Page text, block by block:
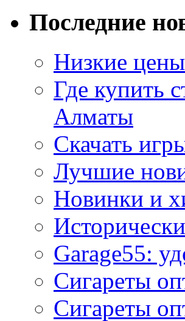
Последние
Низкие
Где купить
Алматы
Скачать
Лучшие
Новинки и
Garage55:
Сигареты
Сигареты